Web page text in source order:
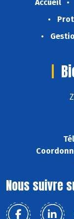
Accueil
Nous suivre